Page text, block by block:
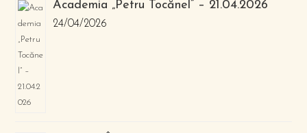
Academia „Petru Tocănel” – 21.04.2026
24/04/2026